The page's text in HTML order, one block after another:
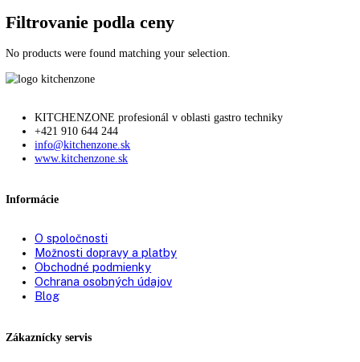
81,5
81,8
82,2
83
83,5
84
84,2
85,1
85,5
86
87
87,4
88
90,5